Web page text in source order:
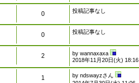
0 投稿記事なし
0 投稿記事なし
2 bywannaxaxa
2018年11月20日(火) 18:16
1 byndswayzさん